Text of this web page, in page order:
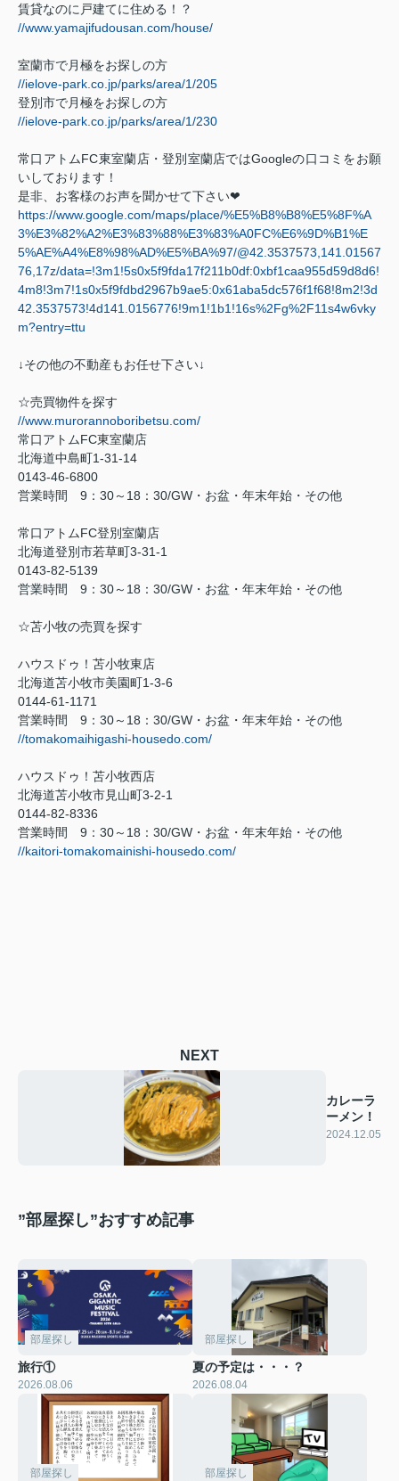
賃貸なのに戸建てに住める！？
//www.yamajifudousan.com/house/
室蘭市で月極をお探しの方
//ielove-park.co.jp/parks/area/1/205
登別市で月極をお探しの方
//ielove-park.co.jp/parks/area/1/230
常口アトムFC東室蘭店・登別室蘭店ではGoogleの口コミをお願
いしております！
是非、お客様のお声を聞かせて下さい❤
https://www.google.com/maps/place/%E5%B8%B8%E5%8F%A
3%E3%82%A2%E3%83%88%E3%83%A0FC%E6%9D%B1%E
5%AE%A4%E8%98%AD%E5%BA%97/@42.3537573,141.01567
76,17z/data=!3m1!5s0x5f9fda17f211b0df:0xbf1caa955d59d8d6!
4m8!3m7!1s0x5f9fdbd2967b9ae5:0x61aba5dc576f1f68!8m2!3d
42.3537573!4d141.0156776!9m1!1b1!16s%2Fg%2F11s4w6vky
m?entry=ttu
↓その他の不動産もお任せ下さい↓
☆売買物件を探す
//www.murorannoboribetsu.com/
常口アトムFC東室蘭店
北海道中島町1-31-14
0143-46-6800
営業時間 9 ： 30～ 18 ： 30/GW ・お盆・年末年始・その他
常口アトムFC登別室蘭店
北海道登別市若草町3-31-1
0143-82-5139
営業時間 9 ： 30～ 18 ： 30/GW ・お盆・年末年始・その他
☆苫小牧の売買を探す
ハウスドゥ！苫小牧東店
北海道苫小牧市美園町1-3-6
0144-61-1171
営業時間 9 ： 30～ 18 ： 30/GW ・お盆・年末年始・その他
//tomakomaihigashi-housedo.com/
ハウスドゥ！苫小牧西店
北海道苫小牧市見山町3-2-1
0144-82-8336
営業時間 9 ： 30～ 18 ： 30/GW ・お盆・年末年始・その他
//kaitori-tomakomainishi-housedo.com/
NEXT
カレーラ
ーメン！
2024.12.05
”部屋探し”おすすめ記事
部屋探し
旅行①
2026.08.06
部屋探し
夏の予定は・・・？
2026.08.04
部屋探し 部屋探し